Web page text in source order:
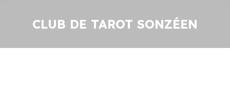
CLUB DE TAROT SONZÉEN